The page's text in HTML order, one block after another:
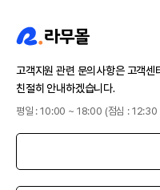
고객지원 관련 문의사항은 고객센
친절히 안내하겠습니다.
평일 : 10:00 ~ 18:00 (점심 : 12:30